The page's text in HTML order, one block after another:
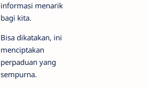
informasi menarik
bagi kita.
Bisa dikatakan, ini
menciptakan
perpaduan yang
sempurna.